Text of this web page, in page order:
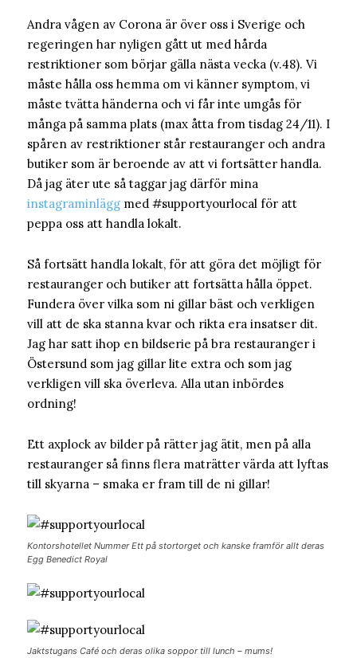
Andra vågen av Corona är över oss i Sverige och
regeringen har nyligen gått ut med hårda
restriktioner som börjar gälla nästa vecka (v.48). Vi
måste hålla oss hemma om vi känner symptom, vi
måste tvätta händerna och vi får inte umgås för
många på samma plats (max åtta from tisdag 24/11). I
spåren av restriktioner står restauranger och andra
butiker som är beroende av att vi fortsätter handla.
Då jag äter ute så taggar jag därför mina
instagraminlägg med #supportyourlocal för att
peppa oss att handla lokalt.
Så fortsätt handla lokalt, för att göra det möjligt för
restauranger och butiker att fortsätta hålla öppet.
Fundera över vilka som ni gillar bäst och verkligen
vill att de ska stanna kvar och rikta era insatser dit.
Jag har satt ihop en bildserie på bra restauranger i
Östersund som jag gillar lite extra och som jag
verkligen vill ska överleva. Alla utan inbördes
ordning!
Ett axplock av bilder på rätter jag ätit, men på alla
restauranger så finns flera maträtter värda att lyftas
till skyarna – smaka er fram till de ni gillar!
Kontorshotellet Nummer Ett på stortorget och kanske framför allt deras
Egg Benedict Royal
Jaktstugans Café och deras olika soppor till lunch – mums!